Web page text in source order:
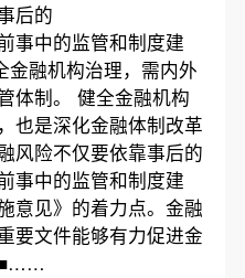
后的
事中的监管和制度建
融机构治理，需内外
体制。 健全金融机构
也是深化金融体制改革
风险不仅要依靠事后的
事中的监管和制度建
意见》的着力点。金融
要文件能够有力促进金
■……